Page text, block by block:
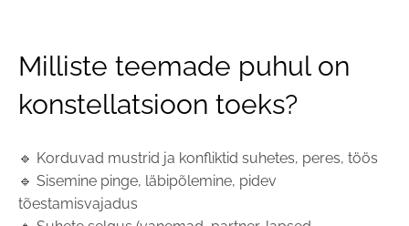
Milliste teemade puhul on
konstellatsioon toeks?
🔹 Korduvad mustrid ja konfliktid suhetes, peres, töös
🔹 Sisemine pinge, läbipõlemine, pidev
tõestamisvajadus